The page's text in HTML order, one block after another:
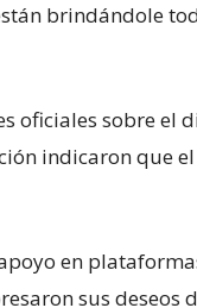
brindándole
oficiales sobre el
indicaron que
en
sus deseos